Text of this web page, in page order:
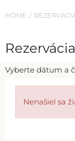
HOME
Vyberte dátum a
Nenašiel sa